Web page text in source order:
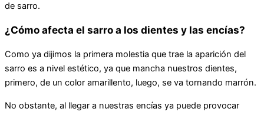
de sarro.
¿Cómo afecta el sarro a los dientes y las encías?
Como ya dijimos la primera molestia que trae la aparición del
sarro es a nivel estético, ya que mancha nuestros dientes,
primero, de un color amarillento, luego, se va tornando marrón.
No obstante, al llegar a nuestras encías ya puede provocar